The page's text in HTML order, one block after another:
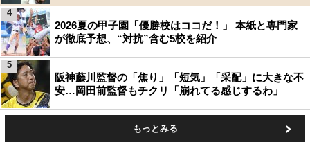
2026夏の甲子園「優勝校はココだ！」 本紙と専門家
が徹底予想、“対抗”含む5校を紹介
4
阪神藤川監督の「焦り」「短気」「采配」に大きな不
安…岡田前監督もチクリ「崩れてる感じするわ」
5
もっとみる